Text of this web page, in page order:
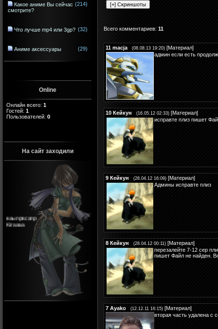
Какое аниме Вы сейчас
смотрите?
(214)
Что лучше mp4 или 3gp? (32)
Аниме аксессуары (29)
Online
Онлайн всего: 1
Гостей: 1
Пользователей: 0
На сайт заходили
Kiraaaa
Всего комментариев: 11
11 macja (08.08.13 19:20) [Материал]
админ если есть
10 Кейкун (16.05.12 02:33) [Материал]
исправте плиз пишет
9 Кейкун (28.04.12 16:09) [Материал]
Админы исправте плиз
8 Кейкун (28.04.12 00:11) [Материал]
перезалейте 7-12 сер
пишет Файл не найден.
7 Ayako (12.12.11 16:15) [Материал]
вторая часть удалена с